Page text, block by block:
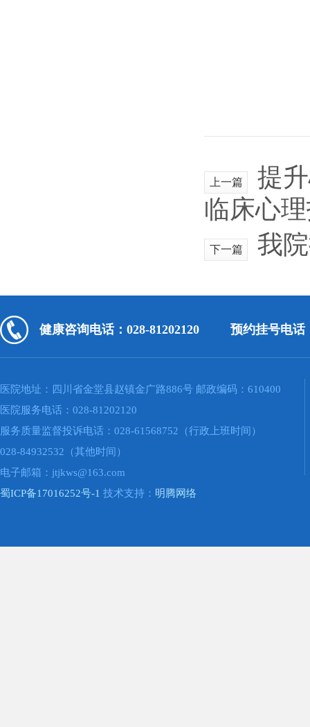
上一篇
提
临床心
下一篇 我
健康咨询电话：028-81202120 预约挂号电话
医院地址：四川省金堂县赵镇金广路886号 邮政编码：610400
医院服务电话：028-81202120
服务质量监督投诉电话：028-61568752（行政上班时间）
028-84932532（其他时间）
电子邮箱：jtjkws@163.com
蜀ICP备17016252号-1 技术支持： 明腾网络